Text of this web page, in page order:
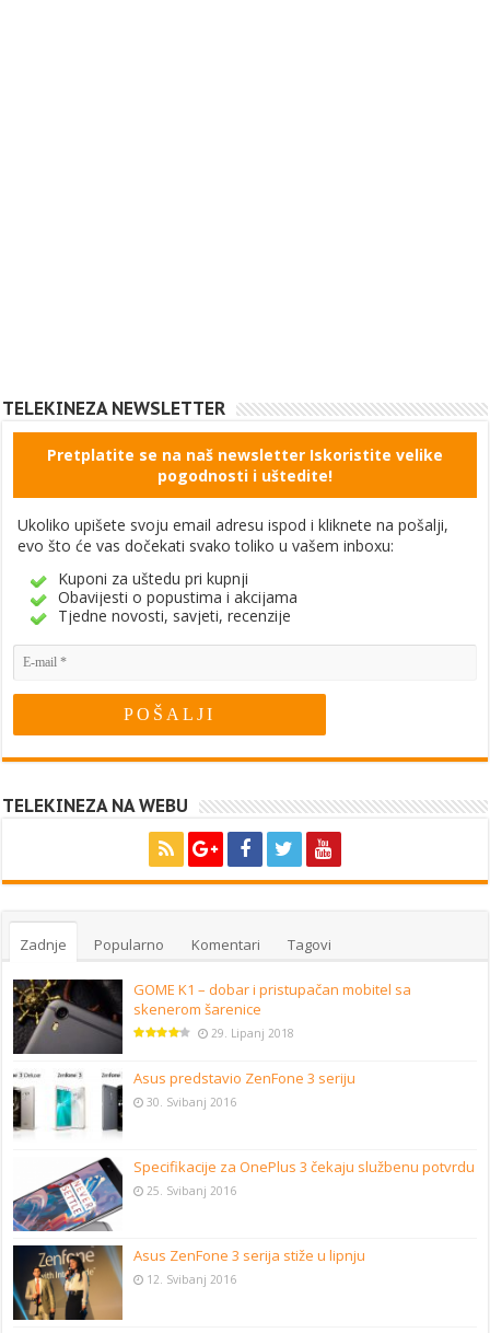
TELEKINEZA NEWSLETTER
Pretplatite se na naš newsletter Iskoristite velike
pogodnosti i uštedite!
Ukoliko upišete svoju email adresu ispod i kliknete na pošalji,
evo što će vas dočekati svako toliko u vašem inboxu:
Kuponi za uštedu pri kupnji
Obavijesti o popustima i akcijama
Tjedne novosti, savjeti, recenzije
TELEKINEZA NA WEBU
Zadnje Popularno Komentari Tagovi
GOME K1 – dobar i pristupačan mobitel sa
skenerom šarenice
29. Lipanj 2018
Asus predstavio ZenFone 3 seriju
30. Svibanj 2016
Specifikacije za OnePlus 3 čekaju službenu potvrdu
25. Svibanj 2016
Asus ZenFone 3 serija stiže u lipnju
12. Svibanj 2016